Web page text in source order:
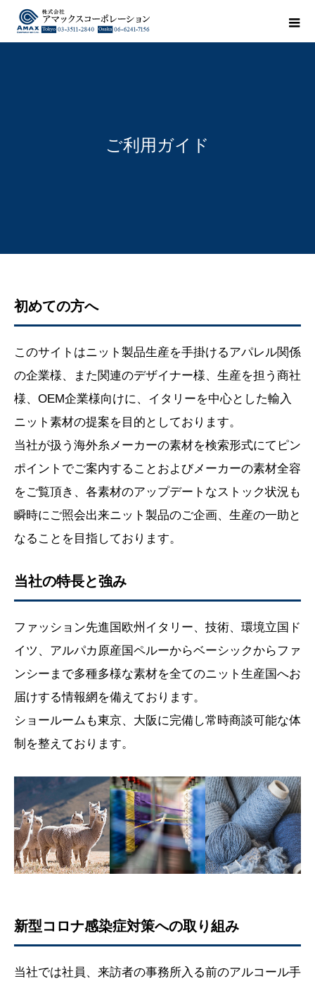
ご利用ガイド
初めての方へ
このサイトはニット製品生産を手掛けるアパレル関係
の企業様、また関連のデザイナー様、生産を担う商社
様、OEM企業様向けに、イタリーを中心とした輸入
ニット素材の提案を目的としております。
当社が扱う海外糸メーカーの素材を検索形式にてピン
ポイントでご案内することおよびメーカーの素材全容
をご覧頂き、各素材のアップデートなストック状況も
瞬時にご照会出来ニット製品のご企画、生産の一助と
なることを目指しております。
当社の特長と強み
ファッション先進国欧州イタリー、技術、環境立国ド
イツ、アルパカ原産国ペルーからベーシックからファ
ンシーまで多種多様な素材を全てのニット生産国へお
届けする情報網を備えております。
ショールームも東京、大阪に完備し常時商談可能な体
制を整えております。
新型コロナ感染症対策への取り組み
当社では社員、来訪者の事務所入る前のアルコール手